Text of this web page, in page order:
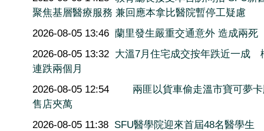
聚焦基層醫療服務 兼回應本拿比醫院暫停工疑慮
2026-08-05 13:46 蘭里發生嚴重交通意外 造成兩死
2026-08-05 13:32 大溫7月住宅成交按年跌近一成
連跌兩個月
2026-08-05 12:54
兩匪以貨車偷走溫市寶可夢
售店夾萬
2026-08-05 11:38 SFU醫學院迎來首屆48名醫學生